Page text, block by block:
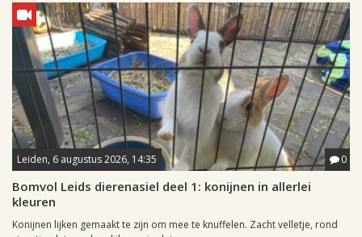
Leiden, 6 augustus 2026, 14:35 0
Bomvol Leids dierenasiel deel 1: konijnen in allerlei
kleuren
Konijnen lijken gemaakt te zijn om mee te knuffelen. Zacht velletje, rond